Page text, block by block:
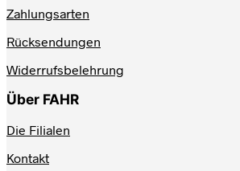
Zahlungsarten
Rücksendungen
Widerrufsbelehrung
Über FAHR
Die Filialen
Kontakt